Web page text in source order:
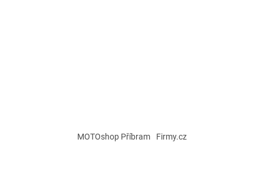
MOTOshop Příbram Firmy.cz